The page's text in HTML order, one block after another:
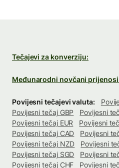
Tečajevi za konverziju:
Međunarodni novčani
Povijesni tečajevi valuta:
Povijesni tečaj GBP
Povijesni
Povijesni tečaj EUR
Povijesni
Povijesni tečaj CAD
Povijesni
Povijesni tečaj NZD
Povijesni
Povijesni tečaj SGD
Povijesni
Povijesni tečaj CHF
Povijesni